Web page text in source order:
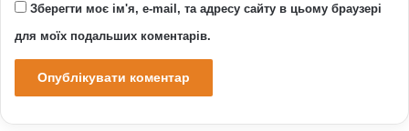
Зберегти моє ім'я, e-mail, та адресу сайту в цьому браузері
для моїх подальших коментарів.